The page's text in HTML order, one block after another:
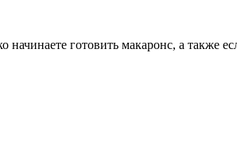
начинаете готовить макаронс, а